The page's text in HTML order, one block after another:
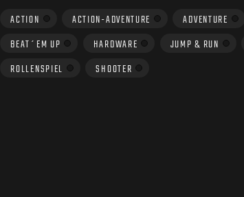
ACTION ACTION-ADVENTURE ADVENTURE
BEAT´EM UP
HARDWARE JUMP & RUN
ROLLENSPIEL
SHOOTER